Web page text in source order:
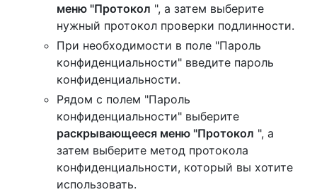
меню "Протокол ", а затем выберите
нужный протокол проверки подлинности.
При необходимости в поле "Пароль
конфиденциальности" введите пароль
конфиденциальности.
Рядом с полем "Пароль
конфиденциальности" выберите
раскрывающееся меню "Протокол ", а
затем выберите метод протокола
конфиденциальности, который вы хотите
использовать.